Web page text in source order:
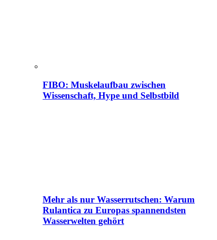
FIBO: Muskelaufbau zwischen
Wissenschaft, Hype und Selbstbild
Mehr als nur Wasserrutschen: Warum
Rulantica zu Europas spannendsten
Wasserwelten gehört